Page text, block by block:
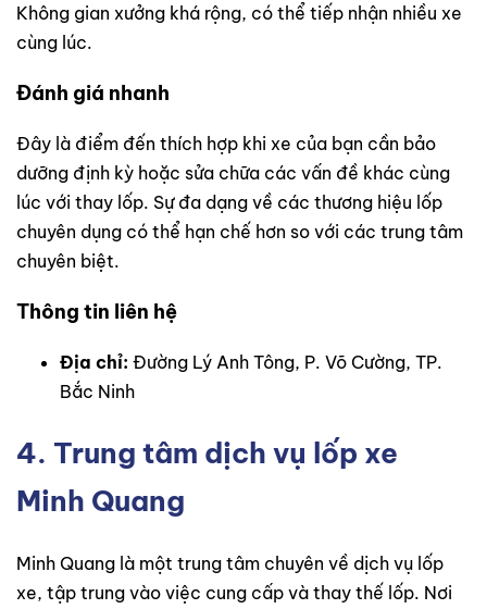
Không gian xưởng khá rộng, có thể tiếp nhận nhiều xe
cùng lúc.
Đánh giá nhanh
Đây là điểm đến thích hợp khi xe của bạn cần bảo
dưỡng định kỳ hoặc sửa chữa các vấn đề khác cùng
lúc với thay lốp. Sự đa dạng về các thương hiệu lốp
chuyên dụng có thể hạn chế hơn so với các trung tâm
chuyên biệt.
Thông tin liên hệ
Địa chỉ: Đường Lý Anh Tông, P. Võ Cường, TP.
Bắc Ninh
4. Trung tâm dịch vụ lốp xe
Minh Quang
Minh Quang là một trung tâm chuyên về dịch vụ lốp
xe, tập trung vào việc cung cấp và thay thế lốp. Nơi